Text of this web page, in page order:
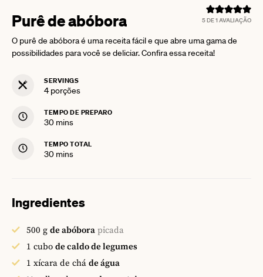
5DE 1 AVALIAÇÃO
Purê de abóbora
O purê de abóbora é uma receita fácil e que abre uma gama de
possibilidades para você se deliciar. Confira essa receita!
SERVINGS
4 porções
TEMPO DE PREPARO
30minutes
mins
TEMPO TOTAL
30minutes
mins
Ingredientes
500 g de abóbora picada
1 cubo de caldo de legumes
1 xícara de chá de água